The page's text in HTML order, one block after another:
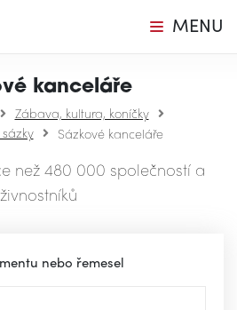
MENU
kanceláře
Zábava, kultura, koníčky
Sázkové kanceláře
než 480 000 společností a
živnostníků
nebo řemesel